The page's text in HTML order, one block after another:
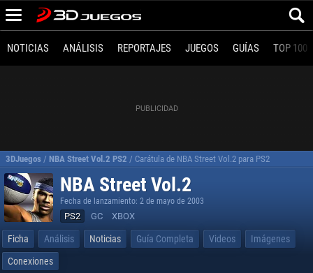
NOTICIAS ANÁLISIS REPORTAJES JUEGOS GUÍAS TOP 100
3DJuegos / NBA Street Vol.2 PS2 / Carátula de NBA Street Vol.2 para PS2
NBA Street Vol.2
Fecha de lanzamiento: 2 de mayo de 2003
PS2 GC XBOX
Ficha Análisis Noticias Guía Completa Videos
Imágenes
Conexiones